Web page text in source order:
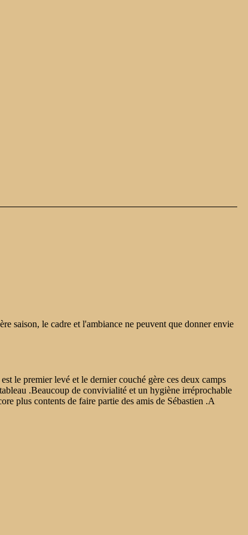
saison, le cadre et l'ambiance ne peuvent que donner envie
le premier levé et le dernier couché gère ces deux camps
.Beaucoup de convivialité et un hygiène irréprochable
plus contents de faire partie des amis de Sébastien .A